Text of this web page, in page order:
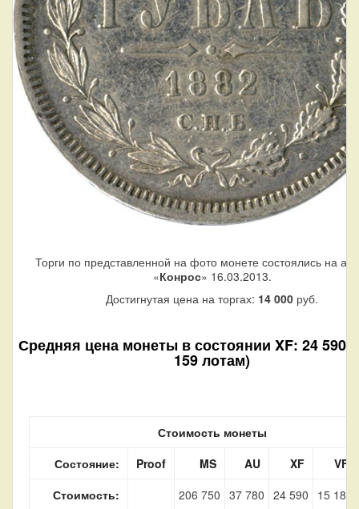
Торги по представленной на фото монете состоялись на
«Конрос» 16.03.2013.
Достигнутая цена на торгах: 14 000 руб.
Средняя цена монеты в состоянии XF: 24 590
159 лотам)
Стоимость монеты
Состояние:
Proof MS AU XF
VF
Стоимость:
206 750 37 780 24 590 15 180